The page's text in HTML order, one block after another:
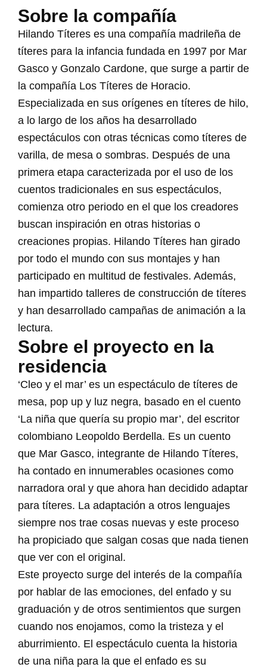
Sobre la compañía
Hilando Títeres es una compañía madrileña de
títeres para la infancia fundada en 1997 por Mar
Gasco y Gonzalo Cardone, que surge a partir de
la compañía Los Títeres de Horacio.
Especializada en sus orígenes en títeres de hilo,
a lo largo de los años ha desarrollado
espectáculos con otras técnicas como títeres de
varilla, de mesa o sombras. Después de una
primera etapa caracterizada por el uso de los
cuentos tradicionales en sus espectáculos,
comienza otro periodo en el que los creadores
buscan inspiración en otras historias o
creaciones propias. Hilando Títeres han girado
por todo el mundo con sus montajes y han
participado en multitud de festivales. Además,
han impartido talleres de construcción de títeres
y han desarrollado campañas de animación a la
lectura.
Sobre el proyecto en la
residencia
‘Cleo y el mar’ es un espectáculo de títeres de
mesa, pop up y luz negra, basado en el cuento
‘La niña que quería su propio mar’, del escritor
colombiano Leopoldo Berdella. Es un cuento
que Mar Gasco, integrante de Hilando Títeres,
ha contado en innumerables ocasiones como
narradora oral y que ahora han decidido adaptar
para títeres. La adaptación a otros lenguajes
siempre nos trae cosas nuevas y este proceso
ha propiciado que salgan cosas que nada tienen
que ver con el original.
Este proyecto surge del interés de la compañía
por hablar de las emociones, del enfado y su
graduación y de otros sentimientos que surgen
cuando nos enojamos, como la tristeza y el
aburrimiento. El espectáculo cuenta la historia
de una niña para la que el enfado es su